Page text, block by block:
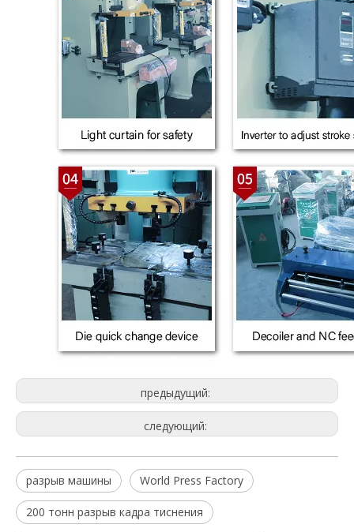
предыдущий:
следующий:
разрыв машины World Press Factory
200 тонн разрыв кадра тиснения